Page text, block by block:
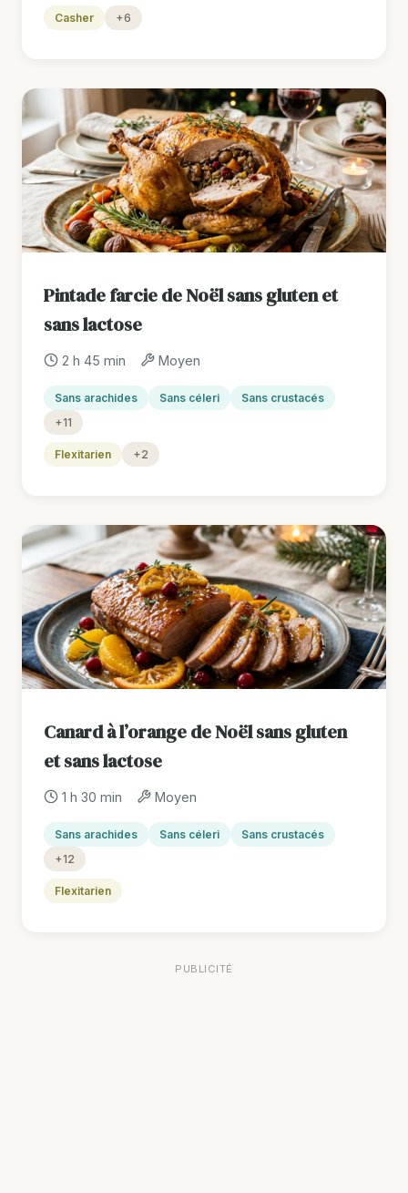
Casher +6
Pintade farcie de Noël sans gluten et
sans lactose
2 h 45 min Moyen
Sans arachides Sans céleri
Sans crustacés
+11
Flexitarien +2
Canard à l’orange de Noël sans gluten
et sans lactose
1 h 30 min Moyen
Sans arachides Sans céleri
Sans crustacés
+12
Flexitarien
PUBLICITÉ